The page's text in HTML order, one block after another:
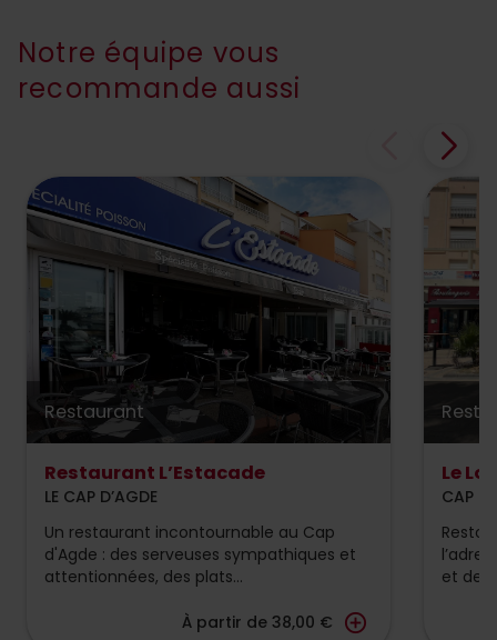
Notre équipe vous
recommande aussi
Restaurant
Restaurant L’Estacade
LE CAP D’AGDE
Un restaurant incontournable au Cap
d'Agde : des serveuses sympathiques et
attentionnées, des plats...
À partir de 38,00 € add_circle_outline
Le
CAP
et des